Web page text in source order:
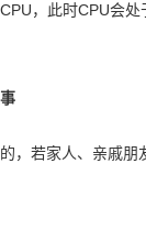
，此时CPU会
，若家人、亲戚